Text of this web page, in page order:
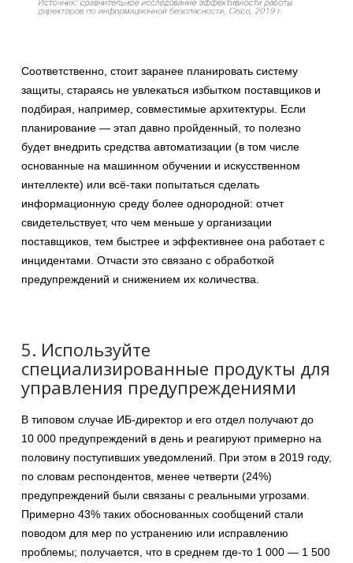
Соответственно, стоит заранее планировать систему
защиты, стараясь не увлекаться избытком поставщиков и
подбирая, например, совместимые архитектуры. Если
планирование — этап давно пройденный, то полезно
будет внедрить средства автоматизации (в том числе
основанные на машинном обучении и искусственном
интеллекте) или всё-таки попытаться сделать
информационную среду более однородной: отчет
свидетельствует, что чем меньше у организации
поставщиков, тем быстрее и эффективнее она работает с
инцидентами. Отчасти это связано с обработкой
предупреждений и снижением их количества.
5. Используйте
специализированные продукты для
управления предупреждениями
В типовом случае ИБ-директор и его отдел получают до
10 000 предупреждений в день и реагируют примерно на
половину поступивших уведомлений. При этом в 2019 году,
по словам респондентов, менее четверти (24%)
предупреждений были связаны с реальными угрозами.
Примерно 43% таких обоснованных сообщений стали
поводом для мер по устранению или исправлению
проблемы; получается, что в среднем где-то 1 000 — 1 500